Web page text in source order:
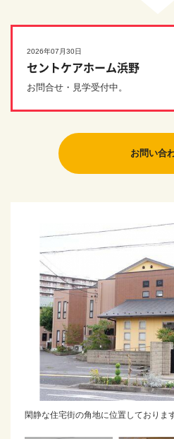
2026年07月30日
セントケアホーム浜野
お問合せ・見学受付中。
お問い合
閑静な住宅街の角地に位置しております